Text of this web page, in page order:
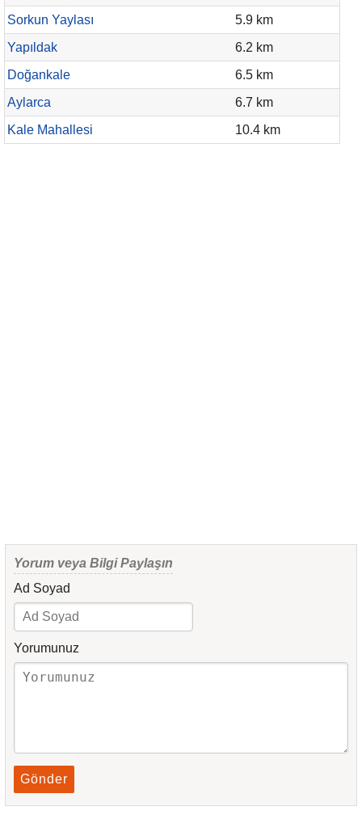
Sorkun Yaylası
5.9 km
Yapıldak
6.2 km
Doğankale
6.5 km
Aylarca
6.7 km
Kale Mahallesi
10.4 km
Yorum veya Bilgi Paylaşın
Ad Soyad
Yorumunuz
Gönder